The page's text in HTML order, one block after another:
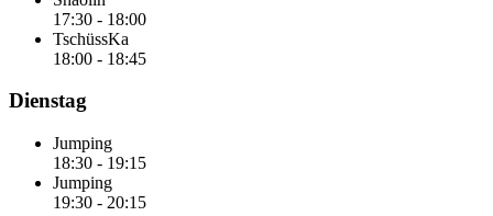
17:30 - 18:00
TschüssKa
18:00 - 18:45
Dienstag
Jumping
18:30 - 19:15
Jumping
19:30 - 20:15